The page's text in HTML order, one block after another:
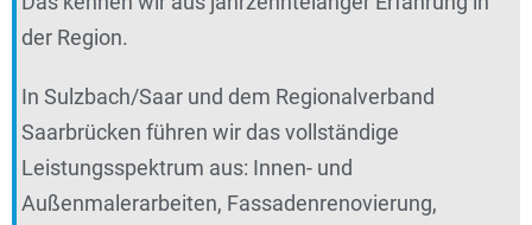
der Region.
In Sulzbach/Saar und dem Regionalverband
Saarbrücken führen wir das vollständige
Leistungsspektrum aus: Innen- und
Außenmalerarbeiten, Fassadenrenovierung,